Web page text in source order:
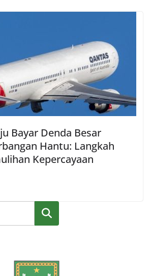
Bayar Denda Besar
Hantu: Langkah
Kepercayaan
Cari